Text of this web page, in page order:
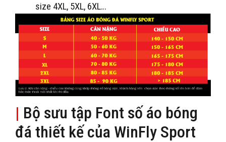
size 4XL, 5XL, 6XL…
| Bộ sưu tập Font số áo bóng
đá thiết kế của WinFly Sport